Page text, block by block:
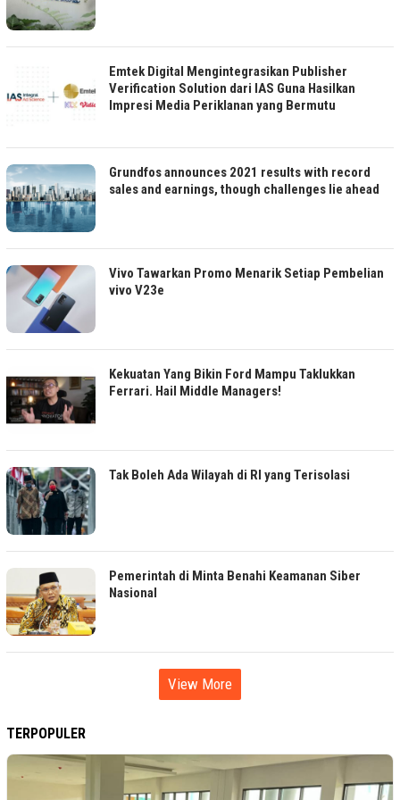
Emtek Digital Mengintegrasikan Publisher
Verification Solution dari IAS Guna Hasilkan
Impresi Media Periklanan yang Bermutu
Grundfos announces 2021 results with record
sales and earnings, though challenges lie ahead
Vivo Tawarkan Promo Menarik Setiap Pembelian
vivo V23e
Kekuatan Yang Bikin Ford Mampu Taklukkan
Ferrari. Hail Middle Managers!
Tak Boleh Ada Wilayah di RI yang Terisolasi
Pemerintah di Minta Benahi Keamanan Siber
Nasional
View More
TERPOPULER